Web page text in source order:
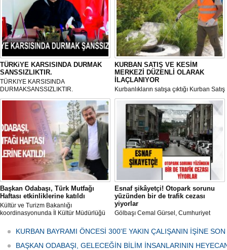
TÜRKiYE KARSISINDA DURMAK
SANSSIZLIKTIR.
TÜRKIYE KARSISINDA
DURMAKSANSSIZLIKTIR.
KURBAN SATIŞ VE KESİM
MERKEZİ DÜZENLİ OLARAK
İLAÇLANIYOR
Kurbanlıkların satışa çıktığı Kurban Satış
ve Kesim Merkezi, haşere ve
mikropların önüne geçilmesi amacıyla
her gün Gölbaşı Belediyesi ekipleri
tarafından düzenli olarak ilaçlanıyor.
Başkan Odabaşı, Türk Mutfağı
Haftası etkinliklerine katıldı
Kültür ve Turizm Bakanlığı
koordinasyonunda İl Kültür Müdürlüğü
Haftası" etkinlikleri Ankara'da devam
ediyor.
Esnaf şikâyetçi! Otopark sorunu
yüzünden bir de trafik cezası
yiyorlar
Gölbaşı Cemal Gürsel, Cumhuriyet
bulunan esnaf ve alışverişe gelen
vatandaşlar park cezaları yüzünden
canından bezdi.
KURBAN BAYRAMI ÖNCESİ 300'E YAKIN ÇALIŞANIN İŞİNE
BAŞKAN ODABAŞI, GELECEĞİN BİLİM İNSANLARININ